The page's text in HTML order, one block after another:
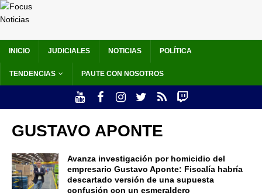
INICIO JUDICIALES NOTICIAS POLÍTICA
TENDENCIAS PAUTE CON NOSOTROS
GUSTAVO APONTE
Avanza investigación por homicidio del
empresario Gustavo Aponte: Fiscalía habría
descartado versión de una supuesta
confusión con un esmeraldero